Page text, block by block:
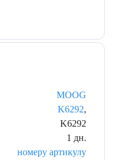
MOOG
K6292,
K6292
1 дн.
номеру артикулу